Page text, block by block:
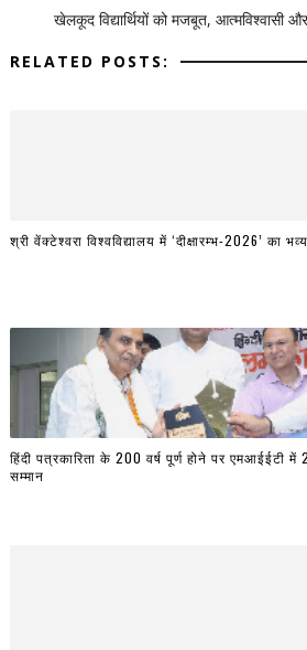
खेलकूद विद्यार्थियों को मजबूत, आत्मविश्वासी
RELATED POSTS:
श्री वेंक्टेश्वरा विश्वविद्यालय में ‘दीक्षारम्भ-2026’ का
हिंदी पत्रकारिता के 200 वर्ष पूर्ण होने पर एमआईईटी में
सम्मान